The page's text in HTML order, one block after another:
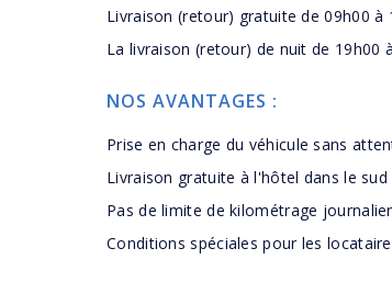
Livraison (retour) gratuite de 09h00 à
La livraison (retour) de nuit de 19h00
NOS AVANTAGES :
Prise en charge du véhicule sans
Livraison gratuite à l'hôtel dans le
Pas de limite de kilométrage
Conditions spéciales pour les